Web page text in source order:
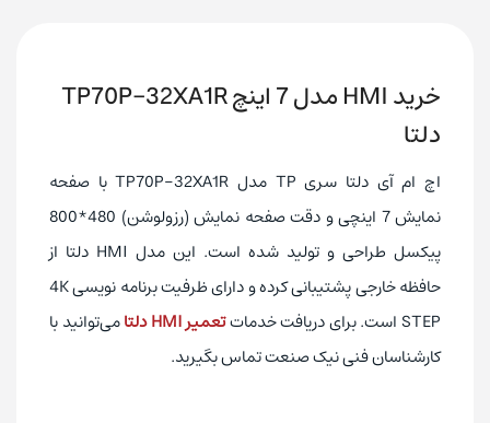
PLC داخلی دارد
خروجی دیجیتال 16 عدد, رله ای
ورودی آنالوگ ندارد
خروجی آنالوگ ندارد
حافظه برنامه نویسی 4K STEP
باتری داخلی دارد
خرید HMI مدل 7 اینچ TP70P-32XA1R
دلتا
اچ ام آی دلتا سری TP مدل TP70P-32XA1R با صفحه
نمایش 7 اینچی و دقت صفحه نمایش (رزولوشن) 480*800
پیکسل طراحی و تولید شده است. این مدل HMI دلتا از
حافظه خارجی پشتیبانی کرده و دارای ظرفیت برنامه نویسی 4K
STEP است. برای دریافت خدمات
تعمیر HMI دلتا
می‌توانید با
کارشناسان فنی نیک صنعت تماس بگیرید.